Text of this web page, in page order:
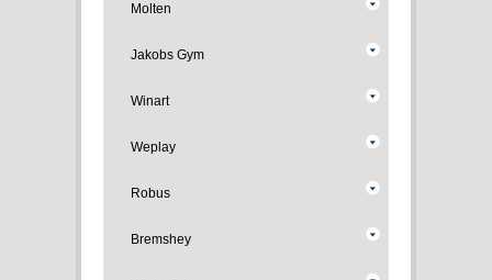
Molten
Jakobs Gym
Winart
Weplay
Robus
Bremshey